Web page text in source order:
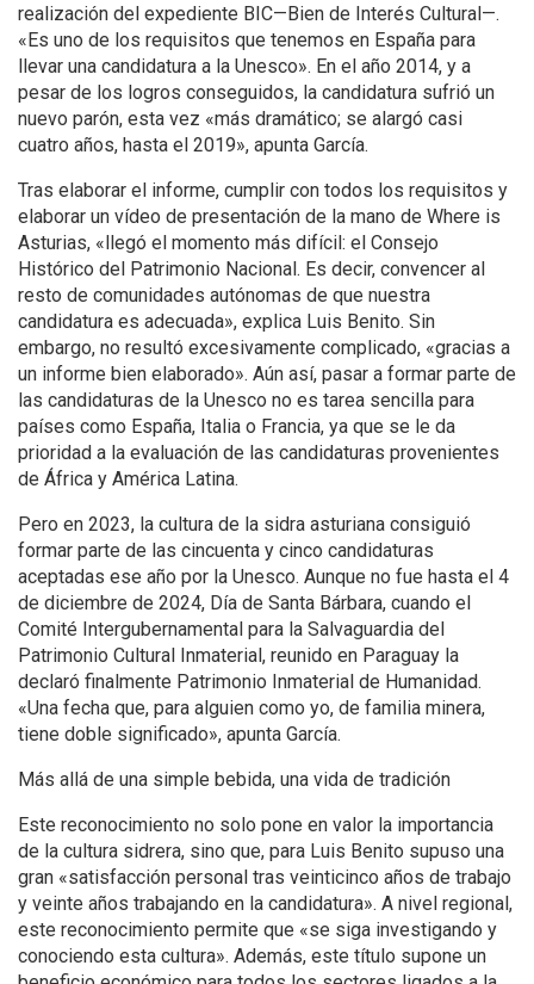
realización del expediente BIC—Bien de Interés Cultural—.
«Es uno de los requisitos que tenemos en España para
llevar una candidatura a la Unesco». En el año 2014, y a
pesar de los logros conseguidos, la candidatura sufrió un
nuevo parón, esta vez «más dramático; se alargó casi
cuatro años, hasta el 2019», apunta García.
Tras elaborar el informe, cumplir con todos los requisitos y
elaborar un vídeo de presentación de la mano de Where is
Asturias, «llegó el momento más difícil: el Consejo
Histórico del Patrimonio Nacional. Es decir, convencer al
resto de comunidades autónomas de que nuestra
candidatura es adecuada», explica Luis Benito. Sin
embargo, no resultó excesivamente complicado, «gracias a
un informe bien elaborado». Aún así, pasar a formar parte de
las candidaturas de la Unesco no es tarea sencilla para
países como España, Italia o Francia, ya que se le da
prioridad a la evaluación de las candidaturas provenientes
de África y América Latina.
Pero en 2023, la cultura de la sidra asturiana consiguió
formar parte de las cincuenta y cinco candidaturas
aceptadas ese año por la Unesco. Aunque no fue hasta el 4
de diciembre de 2024, Día de Santa Bárbara, cuando el
Comité Intergubernamental para la Salvaguardia del
Patrimonio Cultural Inmaterial, reunido en Paraguay la
declaró finalmente Patrimonio Inmaterial de Humanidad.
«Una fecha que, para alguien como yo, de familia minera,
tiene doble significado», apunta García.
Más allá de una simple bebida, una vida de tradición
Este reconocimiento no solo pone en valor la importancia
de la cultura sidrera, sino que, para Luis Benito supuso una
gran «satisfacción personal tras veinticinco años de trabajo
y veinte años trabajando en la candidatura». A nivel regional,
este reconocimiento permite que «se siga investigando y
conociendo esta cultura». Además, este título supone un